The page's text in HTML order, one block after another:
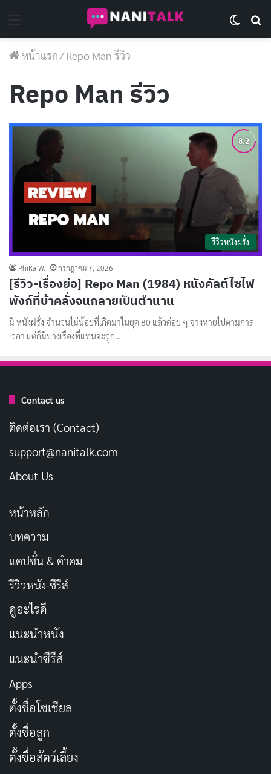
หน้าแรก/Repo Man รีวิว
Repo Man รีวิว
รีวิวหนังฝรั่ง
PhiRa W. กรกฎาคม 7, 2026
[รีวิว-เรื่องย่อ] Repo Man (1984) หนังคัลต์ไซไฟ
พังก์ที่บ้าคลั่งจนกลายเป็นตำนาน
มี หนังฝรั่ง จำนวนไม่น้อยที่เกิดมาในยุค 80 แล้วค่อย ๆ จางหายไปตามกาล
เวลา แต่ก็มีบางเรื่องที่แทนจะถูก…
Contact us
ติดต่อเรา (Contact)
support@nanitalk.com
About Us
หน้าหลัก
บทความ
แคปชั่น & คำคม
รีวิวหนัง-ซีรีส์
ดูอะไรดี
แนะนำหนัง
แนะนำซีรีส์
Apps
ตั้งชื่อโซเชียล
ตั้งชื่อลูก
ตั้งชื่อสัตว์เลี้ยง